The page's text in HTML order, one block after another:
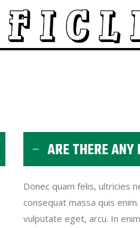
ARE THERE ANY
Donec quam felis, ultricies
consequat massa quis
vulputate eget, arcu. In